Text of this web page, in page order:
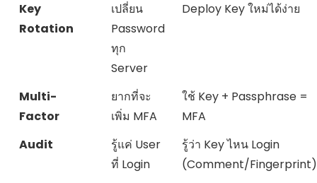
Key
Rotation
เปลี่ยน
Password
ทุก
Server
Deploy Key ใหม่ได้ง่าย
Multi-
Factor
ยากที่จะ
เพิ่ม MFA
ใช้ Key + Passphrase =
MFA
Audit
รู้แค่ User
ที่ Login
รู้ว่า Key ไหน Login
(Comment/Fingerprint)